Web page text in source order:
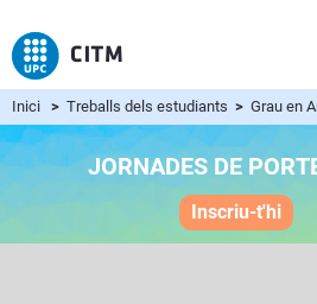
Inici > Treballs dels estudiants > Grau en
JORNADES DE
Inscriu-t'hi